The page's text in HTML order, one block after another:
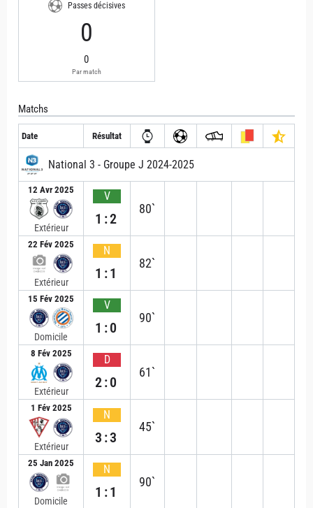
Passes décisives
0
0
Par match
Matchs
Date Résultat
National 3 - Groupe J 2024-2025
12 Avr 2025
Extérieur
V
1:2
80`
22 Fév 2025
Extérieur
N
1:1
82`
15 Fév 2025
Domicile
V
1:0
90`
8 Fév 2025
Extérieur
D
2:0
61`
1 Fév 2025
Extérieur
N
3:3
45`
25 Jan 2025
Domicile
N
1:1
90`